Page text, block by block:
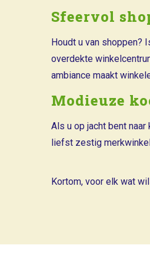
Sfeervol
Houdt u van shoppen?
overdekte
ambiance maakt
Modieuze
Als u op jacht bent
liefst zestig
Kortom, voor elk wat